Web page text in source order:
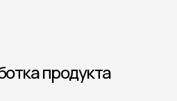
продукта